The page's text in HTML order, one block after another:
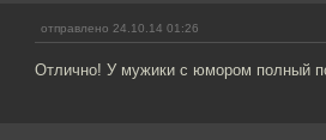
отправлено 24.10.14 01:26
Отлично! У мужики с юмором полный